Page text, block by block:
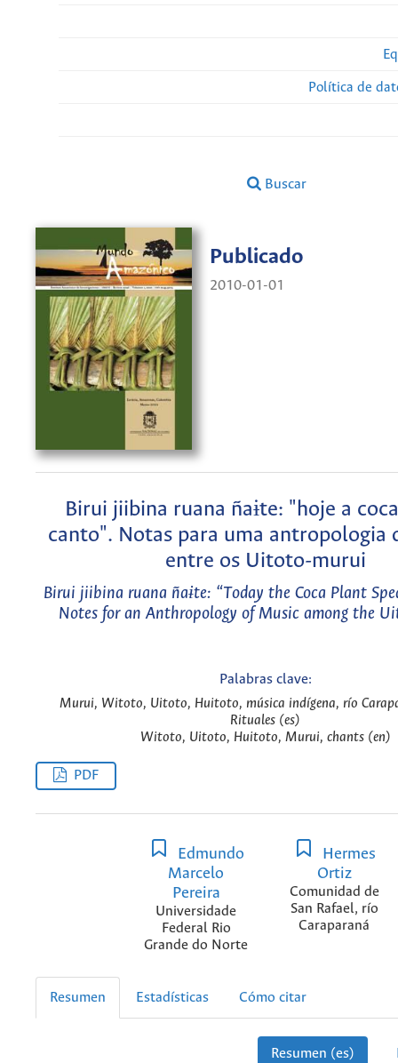
Política de
Buscar
Publicado
2010-01-01
Birui jiibina ruana ñaɨte: "hoje a
canto". Notas para uma antropologia
entre os Uitoto-murui
Birui jiibina ruana ñaɨte: “Today the Coca Plant
Notes for an Anthropology of Music among the
Palabras clave:
Murui, Witoto, Uitoto, Huitoto, música indígena, río
Rituales (es)
Witoto, Uitoto, Huitoto, Murui, chants (en)
PDF
Edmundo
Marcelo
Pereira
Universidade
Federal Rio
Grande do Norte
Hermes
Ortiz
Comunidad de
San Rafael, río
Caraparaná
Resumen Estadísticas Cómo citar
Resumen (es)